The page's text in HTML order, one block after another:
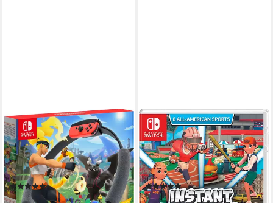
NINTENDO SWITCH
Ring Fit Adventure
Nintendo Switch Plattform
ab 0 Jahren USK-Freigabe
Adventure Genre
(3042)
67,99 €
ASTRAGON
Instant Sports All Stars
Nintendo Switch Plattform
ab 0 Jahren USK-Freigabe
Sportspiel Genre
(4)
46,79 €